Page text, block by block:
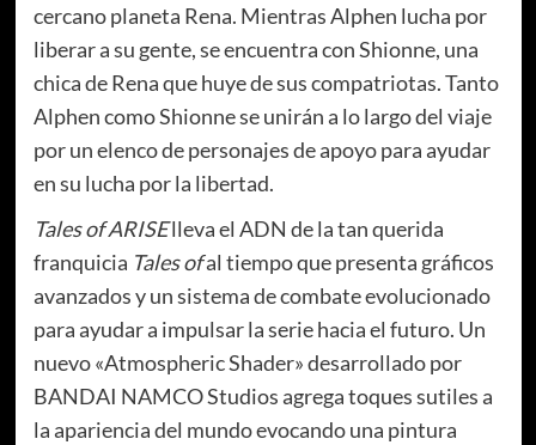
cercano planeta Rena. Mientras Alphen lucha por
liberar a su gente, se encuentra con Shionne, una
chica de Rena que huye de sus compatriotas. Tanto
Alphen como Shionne se unirán a lo largo del viaje
por un elenco de personajes de apoyo para ayudar
en su lucha por la libertad.
Tales of ARISElleva el ADN de la tan querida
franquicia Tales ofal tiempo que presenta gráficos
avanzados y un sistema de combate evolucionado
para ayudar a impulsar la serie hacia el futuro. Un
nuevo «Atmospheric Shader» desarrollado por
BANDAI NAMCO Studios agrega toques sutiles a
la apariencia del mundo evocando una pintura